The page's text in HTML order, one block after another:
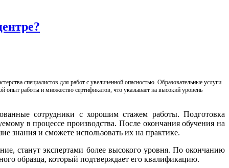
специалистов для работ с увеличенной опасностью. Образовательные услуги
опыт работы и множество сертификатов, что указывает на высокий уровень
сотрудники с хорошим стажем работы. Подготовка
в процессе производства. После окончания обучения на
знания и сможете использовать их на практике.
станут экспертами более высокого уровня. По окончанию
образца, который подтверждает его квалификацию.